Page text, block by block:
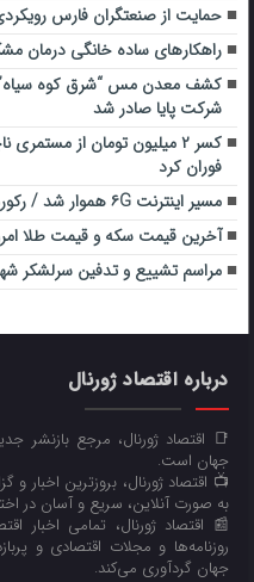
حمایت از صنعتگران فارس
راهکارهای ساده خانگی درمان
کشف معدن مس “شرق کوه سیاه”
شرکت پایا صادر شد
کسر ۲ میلیون تومان از
فوران کرد
مسیر اینترنت ۶G هموار شد / رکوردشکنی با سرعت تراهرتزی
آخرین قیمت سکه و قیمت طلا امروز جمعه ۸
مراسم تشییع و تدفین سرلشکر شهید
درباره اقتصاد ژورنال
📑 اقتصاد ژورنال، مرجع بازنشر
جهان است.
📺 اقتصاد ژورنال، بروزترین اخبار
به صورت آنلاین، سریع و آسان در
📰 اقتصاد ژورنال، تمامی اخبار
روزنامه‌ها و مجلات اقتصادی و
جهان گردآوری می‌کند.